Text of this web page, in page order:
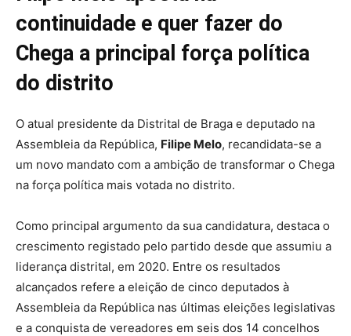
continuidade e quer fazer do
Chega a principal força política
do distrito
O atual presidente da Distrital de Braga e deputado na
Assembleia da República, Filipe Melo, recandidata-se a
um novo mandato com a ambição de transformar o Chega
na força política mais votada no distrito.
Como principal argumento da sua candidatura, destaca o
crescimento registado pelo partido desde que assumiu a
liderança distrital, em 2020. Entre os resultados
alcançados refere a eleição de cinco deputados à
Assembleia da República nas últimas eleições legislativas
e a conquista de vereadores em seis dos 14 concelhos